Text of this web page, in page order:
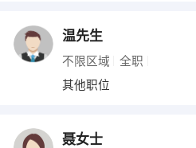
温先生
不限区域 全职
其他职位
聂女士